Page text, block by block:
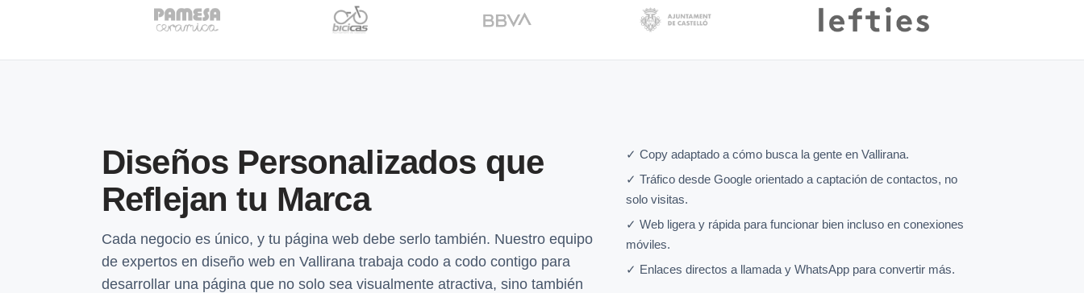
Diseños Personalizados que
Reflejan tu Marca
Cada negocio es único, y tu página web debe serlo también. Nuestro equipo
de expertos en diseño web en Vallirana trabaja codo a codo contigo para
desarrollar una página que no solo sea visualmente atractiva, sino también
✓ Copy adaptado a cómo busca la gente en Vallirana.
✓ Tráfico desde Google orientado a captación de contactos, no
solo visitas.
✓ Web ligera y rápida para funcionar bien incluso en conexiones
móviles.
✓ Enlaces directos a llamada y WhatsApp para convertir más.